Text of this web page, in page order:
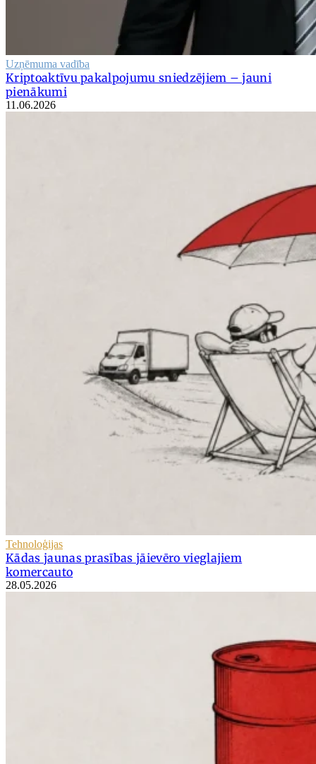
Uzņēmuma vadība
Kriptoaktīvu pakalpojumu sniedzējiem – jauni
pienākumi
11.06.2026
Tehnoloģijas
Kādas jaunas prasības jāievēro vieglajiem
komercauto
28.05.2026